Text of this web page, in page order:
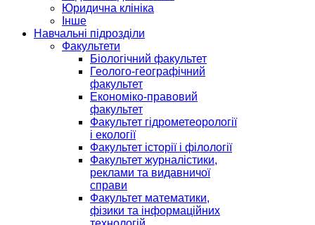
Юридична клініка
Інше
Навчальні підрозділи
Факультети
Біологічний факультет
Геолого-географічний
факультет
Економіко-правовий
факультет
Факультет гідрометеорології
і екології
Факультет історії і філології
Факультет журналістики,
реклами та видавничої
справи
Факультет математики,
фізики та інформаційних